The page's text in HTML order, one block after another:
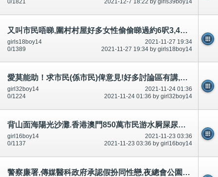
2021-12-7 18:22 by girls39boy14
0/1821
又叫市民唔睇,圍村村屋好多女性偷偷睇過約6呎3,4或及350磅以上肥男,成條陰毛陰莖賓周硬勃起,之後男女都鍾意,想
2021-11-27 19:34
girls18boy14
2021-11-27 19:34 by girls18boy14
0/1389
愛莫能助！求市民(係市民)俾意見!好多討論區有講,有相片*公開
2021-11-24 01:36
girl32boy14
2021-11-24 01:36 by girl32boy14
0/1224
背山面海陽光沙灘.香港澳門850萬市民游水屙屎尿飛鳥尿屎,精神科警察,廉署政府,公安RTHK等等on99,還有？
2021-11-23 03:36
girl16boy14
2021-11-23 03:36 by girl16boy14
0/1137
警察廉署,傳媒醫科政府承認假扮同性戀,夜總會公園私家車,沙灘脫光裸體引誘迷惑市民,不可以豁免犯法和升職